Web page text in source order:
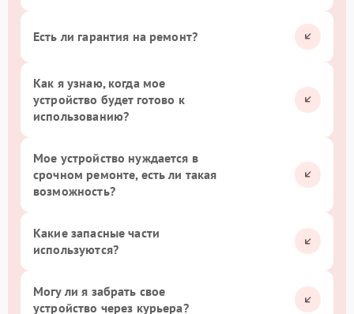
Есть ли гарантия на ремонт?
Как я узнаю, когда мое
устройство будет готово к
использованию?
Мое устройство нуждается в
срочном ремонте, есть ли такая
возможность?
Какие запасные части
используются?
Могу ли я забрать свое
устройство через курьера?